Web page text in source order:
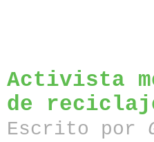
Activista
de
Escrito por